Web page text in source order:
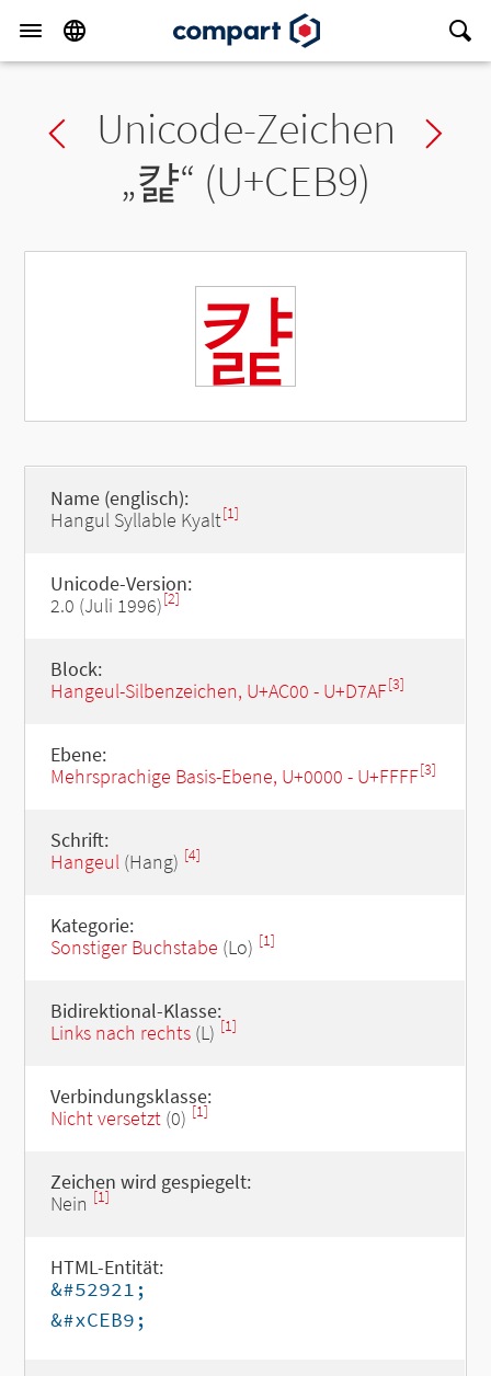
Previous char
Unicode-Zeichen
„캹“ (U+CEB9)
캹
Name (englisch):
Hangul Syllable Kyalt[1]
Unicode-Version:
2.0 (Juli 1996)[2]
Block:
Hangeul-Silbenzeichen, U+AC00 - U+D7AF[3]
Ebene:
Mehrsprachige Basis-Ebene, U+0000 - U+FFFF[3]
Schrift:
Hangeul(Hang) [4]
Kategorie:
Sonstiger Buchstabe (Lo) [1]
Bidirektional-Klasse:
Links nach rechts(L) [1]
Verbindungsklasse:
Nicht versetzt(0) [1]
Zeichen wird gespiegelt:
Nein [1]
HTML-Entität:
&#52921;
&#xCEB9;